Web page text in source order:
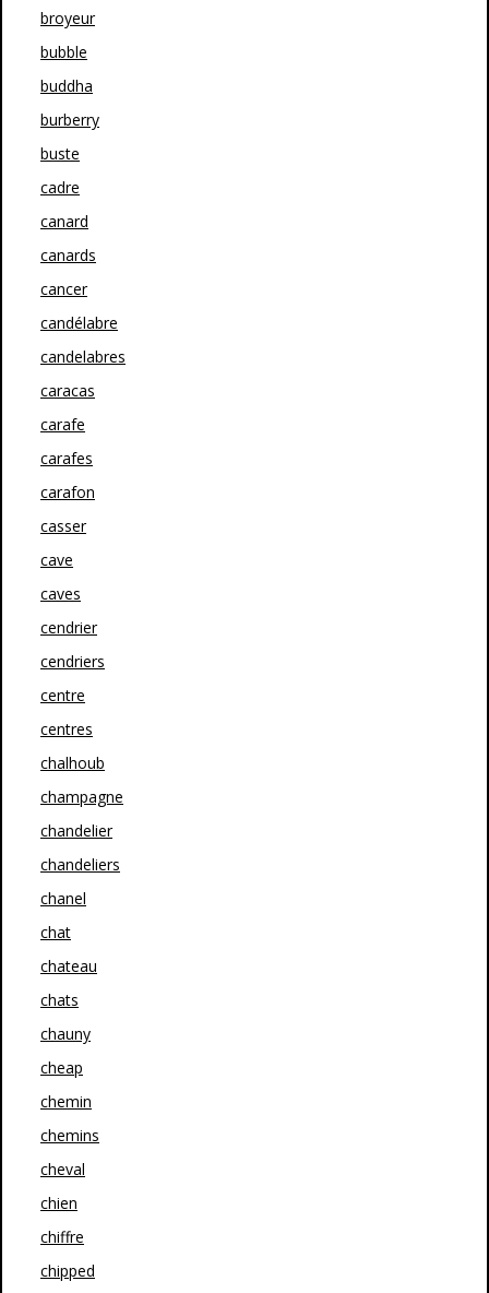
broyeur
bubble
buddha
burberry
buste
cadre
canard
canards
cancer
candélabre
candelabres
caracas
carafe
carafes
carafon
casser
cave
caves
cendrier
cendriers
centre
centres
chalhoub
champagne
chandelier
chandeliers
chanel
chat
chateau
chats
chauny
cheap
chemin
chemins
cheval
chien
chiffre
chipped